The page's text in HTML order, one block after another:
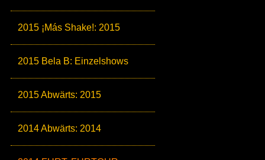
2015 ¡Más Shake!: 2015
2015 Bela B: Einzelshows
2015 Abwärts: 2015
2014 Abwärts: 2014